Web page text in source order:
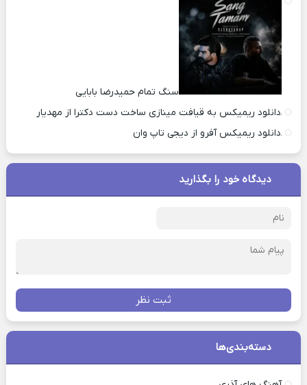
سنگ تمام حمیدرضا بابایی
دانلود ریمیکس به قیافت مینازی ساخت دست دکترا از مهدیار
دانلود ریمیکس آفرو از ديجی تاپ وان
دیدگاه خود را بگذارید
ثبت نظر
دسته‌بندی‌ها